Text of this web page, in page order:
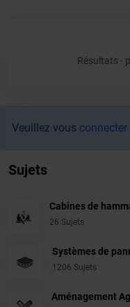
Résultats -
Veuillez vous connecter
Sujets
Cabines de
26 Sujets
Systèmes de
1206 Sujets
Aménagement